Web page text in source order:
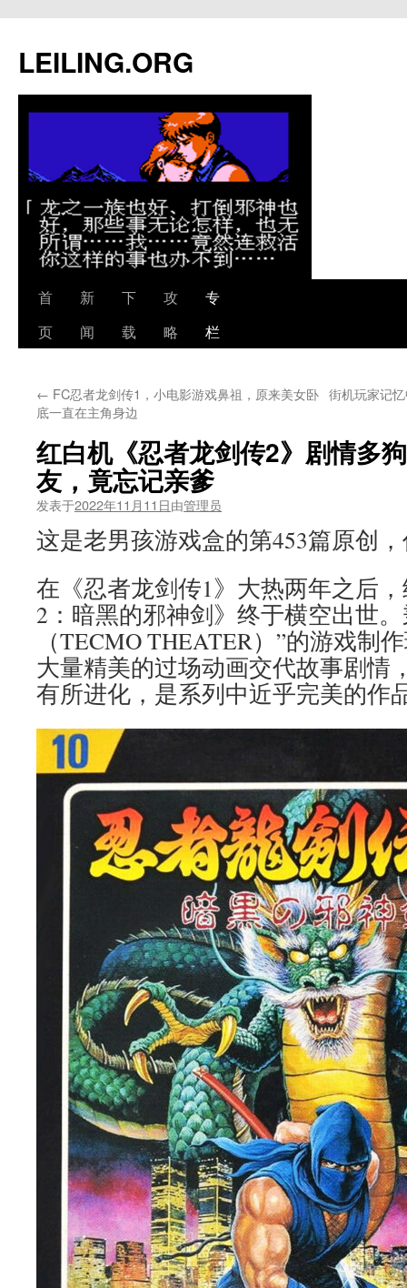
文
LEILING.ORG
首
页
新
闻
下
载
攻
略
专
栏
← FC忍者龙剑传1，小电影游戏鼻祖，原来美女卧
底一直在主角身边
街机玩家记
红白机《忍者龙剑传2》剧情多
友，竟忘记亲爹
发表于2022年11月11日由管理员
这是老男孩游戏盒的第453篇原创
在《忍者龙剑传1》大热两年之后
2：暗黑的邪神剑》终于横空出世
（TECMO THEATER）”的游戏制
大量精美的过场动画交代故事剧情
有所进化，是系列中近乎完美的作